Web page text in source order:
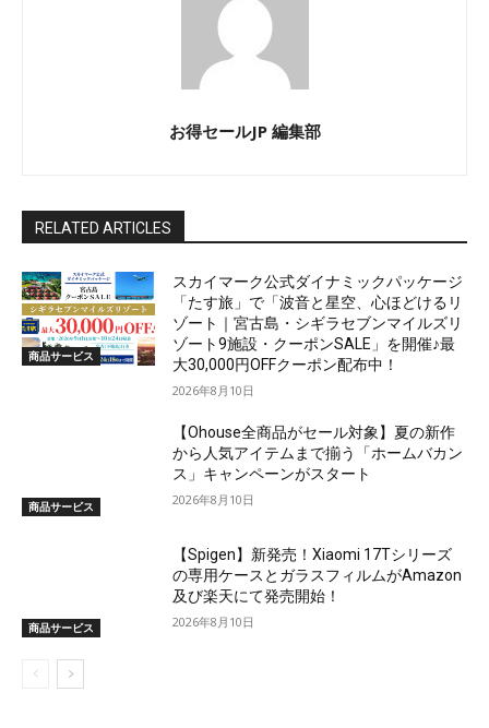
お得セールJP 編集部
RELATED ARTICLES
商品サービス
スカイマーク公式ダイナミックパッケージ
「たす旅」で「波音と星空、心ほどけるリ
ゾート｜宮古島・シギラセブンマイルズリ
ゾート9施設・クーポンSALE」を開催♪最
大30,000円OFFクーポン配布中！
2026年8月10日
商品サービス
【Ohouse全商品がセール対象】夏の新作
から人気アイテムまで揃う「ホームバカン
ス」キャンペーンがスタート
2026年8月10日
商品サービス
【Spigen】新発売！Xiaomi 17Tシリーズ
の専用ケースとガラスフィルムがAmazon
及び楽天にて発売開始！
2026年8月10日